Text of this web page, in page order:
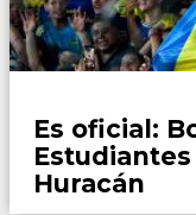
Es oficial:
Huracán